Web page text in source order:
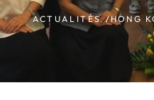
ACTUALITÉS /HONG